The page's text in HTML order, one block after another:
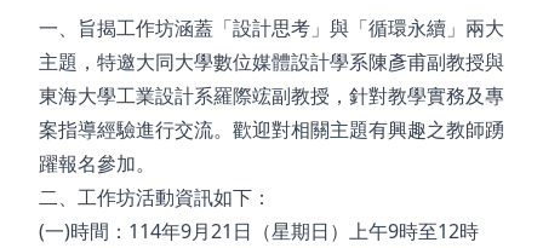
一、旨揭工作坊涵蓋「設計思考」與「循環永續」兩大
主題，特邀大同大學數位媒體設計學系陳彥甫副教授與
東海大學工業設計系羅際竤副教授，針對教學實務及專
案指導經驗進行交流。歡迎對相關主題有興趣之教師踴
躍報名參加。
二、工作坊活動資訊如下：
(一)時間：114年9月21日（星期日）上午9時至12時